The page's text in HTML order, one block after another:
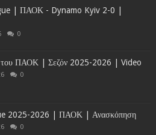
| ΠΑΟΚ - Dynamo Kyiv 2-0 |
0
του ΠΑΟΚ | Σεζόν 2025-2026 | Video
0
2025-2026 | ΠΑΟΚ | Ανασκόπηση
0